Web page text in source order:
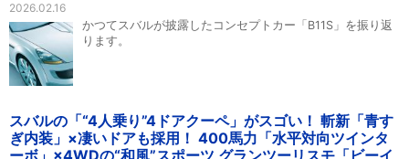
2026.02.16
かつてスバルが披露したコンセプトカー「B11S」を振り返
ります。
スバルの「“4人乗り”4ドアクーペ」がスゴい！ 斬新「青す
ぎ内装」×凄いドアも採用！ 400馬力「水平対向ツインタ
ーボ」×4WDの“和風”スポーツ グランツーリスモ「ビーイ